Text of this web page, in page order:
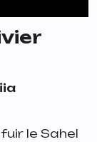
le Sahel